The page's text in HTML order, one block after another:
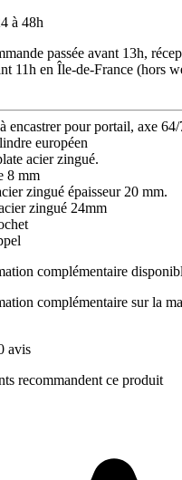
à 48h
passée avant 13h,
11h en Île-de-France (hors
encastrer pour portail, axe
européen
acier zingué.
8 mm
zingué épaisseur 20 mm.
zingué 24mm
complémentaire
complémentaire sur la
avis
clients recommandent ce produit